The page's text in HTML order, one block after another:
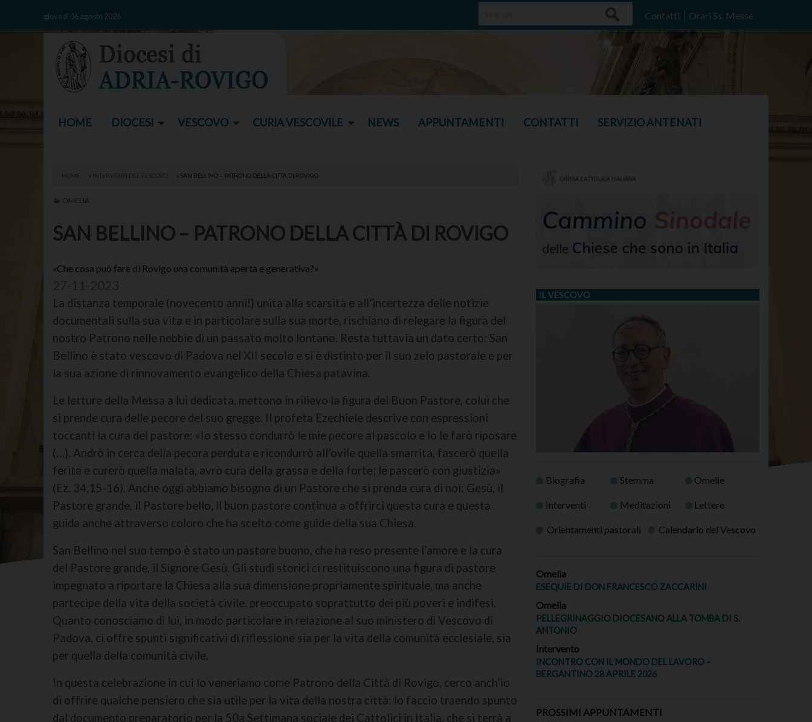
giovedì 06 agosto 2026 Contatti Orari Ss. Messe
HOME DIOCESI VESCOVO CURIA VESCOVILE NEWS APPUNTAMENTI CONTATTI SERVIZIO ANTENATI
HOME » INTERVENTI DEL VESCOVO » SAN BELLINO – PATRONO DELLA CITTÀ DI ROVIGO
OMELIA
SAN BELLINO – PATRONO DELLA CITTÀ DI ROVIGO
«Che cosa può fare di Rovigo una comunità aperta e generativa?»
La distanza temporale (novecento anni!) unita alla scarsità e all’incertezza delle notizie
documentali sulla sua vita e in particolare sulla sua morte, rischiano di relegare la figura del
nostro Patrono nelle nebbie di un passato molto lontano. Resta tuttavia un dato certo: San
Bellino è stato vescovo di Padova nel XII secolo e si è distinto per il suo zelo pastorale e per
la sua azione di rinnovamento evangelico della Chiesa patavina.
Le letture della Messa a lui dedicata, mettono in rilievo la figura del Buon Pastore, colui che
si prende cura delle pecore del suo gregge. Il profeta Ezechiele descrive con espressioni
toccanti la cura del pastore: «Io stesso condurrò le mie pecore al pascolo e io le farò riposare
(…). Andrò in cerca della pecora perduta e ricondurrò all’ovile quella smarrita, fascerò quella
ferita e curerò quella malata, avrò cura della grassa e della forte; le pascerò con giustizia»
(Ez. 34,15-16). Anche oggi abbiamo bisogno di un Pastore che si prenda cura di noi: Gesù, il
Pastore grande, il Pastore bello, il buon pastore continua a offrirci questa cura e questa
guida anche attraverso coloro che ha scelto come guide della sua Chiesa.
San Bellino nel suo tempo è stato un pastore buono, che ha reso presente l’amore e la cura
del Pastore grande, il Signore Gesù. Gli studi storici ci restituiscono una figura di pastore
impegnato a riportare la Chiesa alla sua dimensione propriamente spirituale, ma anche
partecipe della vita della società civile, preoccupato soprattutto dei più poveri e indifesi.
Quanto conosciamo di lui, in modo particolare in relazione al suo ministero di Vescovo di
Padova, ci offre spunti significativi di riflessione sia per la vita della comunità ecclesiale, sia
per quella della comunità civile.
In questa celebrazione in cui lo veneriamo come Patrono della Città di Rovigo, cerco anch’io
di offrire qualche pensiero che sia utile per la vita della nostra città: lo faccio traendo spunto
dal documento preparatorio per la 50a Settimana sociale dei Cattolici in Italia, che si terrà a
IL VESCOVO
Biografia Stemma Omelie
Interventi Meditazioni Lettere
Orientamenti pastorali Calendario del Vescovo
Omelia
ESEQUIE DI DON FRANCESCO ZACCARINI
Omelia
PELLEGRINAGGIO DIOCESANO ALLA TOMBA DI S.
ANTONIO
Intervento
INCONTRO CON IL MONDO DEL LAVORO –
BERGANTINO 28 APRILE 2026
PROSSIMI APPUNTAMENTI